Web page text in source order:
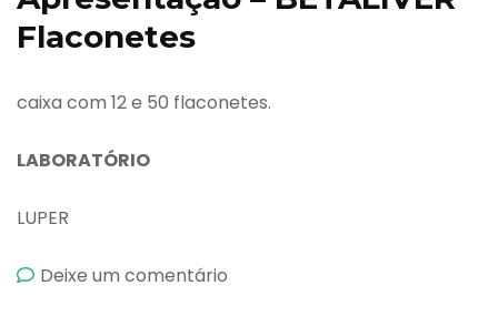
Flaconetes
caixa com 12 e 50 flaconetes.
LABORATÓRIO
LUPER
Deixe um comentário